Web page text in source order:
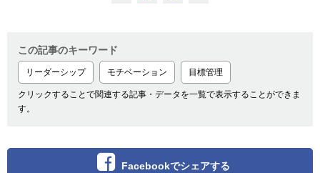
この記事のキーワード
リーダーシップ モチベーション 目標管理
クリックすることで関連する記事・データを一覧で表示することができま
す。
Facebookでシェアする